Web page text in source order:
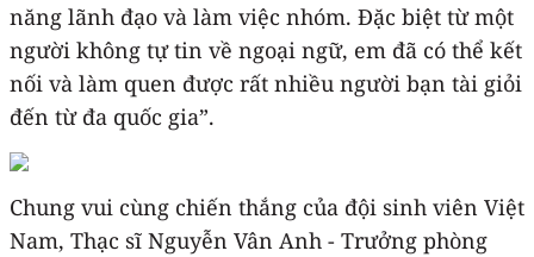
năng lãnh đạo và làm việc nhóm. Đặc biệt từ một
người không tự tin về ngoại ngữ, em đã có thể kết
nối và làm quen được rất nhiều người bạn tài giỏi
đến từ đa quốc gia”.
Chung vui cùng chiến thắng của đội sinh viên Việt
Nam, Thạc sĩ Nguyễn Vân Anh - Trưởng phòng